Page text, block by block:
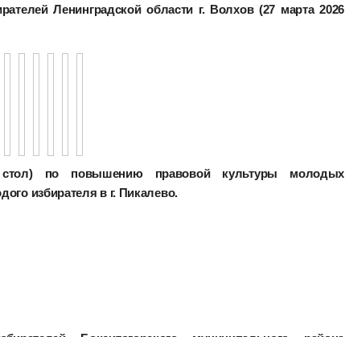
Ленинградской области г. Волхов (27 марта 2026
стол) по повышению правовой культуры молодых
избирателя в г. Пикалево.